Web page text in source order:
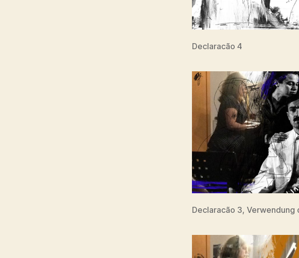
Declaracão 4
Declaracão 3,